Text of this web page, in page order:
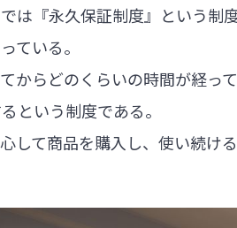
は『永久保証制度』という制度
ている。
からどのくらいの時間が経って
という制度である。
して商品を購入し、使い続け